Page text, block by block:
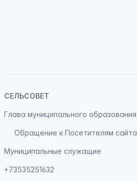
СЕЛЬСОВЕТ
Глава муниципального образования
Обращение к Посетителям сайта
Муниципальные служащие
+73535251632